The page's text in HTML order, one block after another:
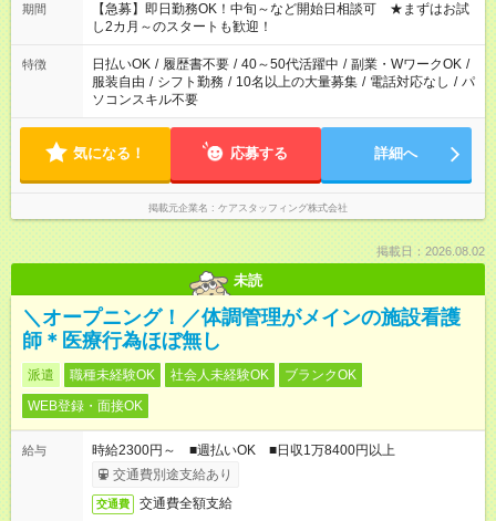
期間
【急募】即日勤務OK！中旬～など開始日相談可 ★まずはお試
し2カ月～のスタートも歓迎！
特徴 日払いOK / 履歴書不要 / 40～50代活躍中 / 副業・WワークOK /
服装自由 / シフト勤務 / 10名以上の大量募集 / 電話対応なし / パ
ソコンスキル不要
気になる！ 応募する 詳細へ
掲載元企業名 ケアスタッフィング株式会社
掲載日：2026.08.02
未読
＼オープニング！／体調管理がメインの施設看護
師＊医療行為ほぼ無し
派遣 職種未経験OK 社会人未経験OK
ブランクOK
WEB登録・面接OK
給与
時給2300円～ ■週払いOK ■日収1万8400円以上
交通費別途支給あり
交通費 交通費全額支給